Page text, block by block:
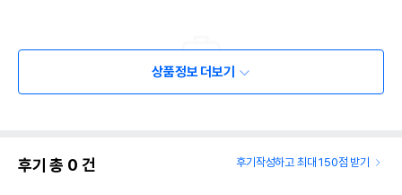
상품정보 더보기
후기 총 0 건 후기작성하고 최대 150점 받기